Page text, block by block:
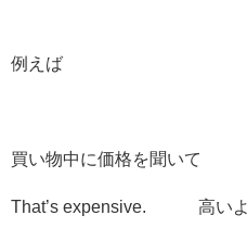
例えば
買い物中に価格を聞いて
That’s expensive. 高いよ